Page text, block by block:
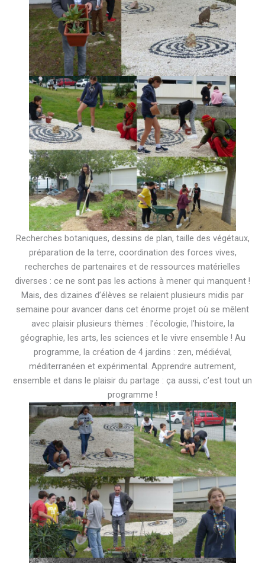
Recherches botaniques, dessins de plan, taille des végétaux,
préparation de la terre, coordination des forces vives,
recherches de partenaires et de ressources matérielles
diverses : ce ne sont pas les actions à mener qui manquent !
Mais, des dizaines d’élèves se relaient plusieurs midis par
semaine pour avancer dans cet énorme projet où se mêlent
avec plaisir plusieurs thèmes : l’écologie, l’histoire, la
géographie, les arts, les sciences et le vivre ensemble ! Au
programme, la création de 4 jardins : zen, médiéval,
méditerranéen et expérimental. Apprendre autrement,
ensemble et dans le plaisir du partage : ça aussi, c’est tout un
programme !